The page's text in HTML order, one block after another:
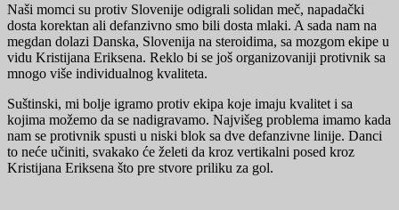
Naši momci su protiv Slovenije odigrali solidan meč, napadački
dosta korektan ali defanzivno smo bili dosta mlaki. A sada nam na
megdan dolazi Danska, Slovenija na steroidima, sa mozgom ekipe u
vidu Kristijana Eriksena. Reklo bi se još organizovaniji protivnik sa
mnogo više individualnog kvaliteta.
Suštinski, mi bolje igramo protiv ekipa koje imaju kvalitet i sa
kojima možemo da se nadigravamo. Najvišeg problema imamo kada
nam se protivnik spusti u niski blok sa dve defanzivne linije. Danci
to neće učiniti, svakako će želeti da kroz vertikalni posed kroz
Kristijana Eriksena što pre stvore priliku za gol.